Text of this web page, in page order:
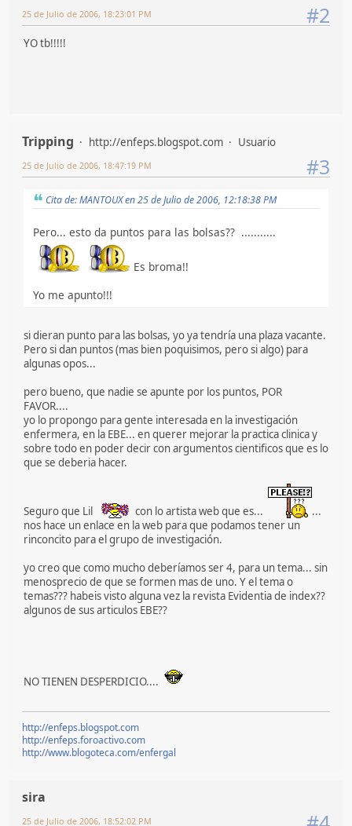
#2
25 de Julio de 2006, 18:23:01 PM
YO tb!!!!!
Tripping http://enfeps.blogspot.com Usuario
#3
25 de Julio de 2006, 18:47:19 PM
Cita de: MANTOUX en 25 de Julio de 2006, 12:18:38 PM
Pero... esto da puntos para las bolsas?? ...........
Es broma!!
Yo me apunto!!!
si dieran punto para las bolsas, yo ya tendría una plaza vacante.
Pero si dan puntos (mas bien poquisimos, pero si algo) para
algunas opos...
pero bueno, que nadie se apunte por los puntos, POR
FAVOR....
yo lo propongo para gente interesada en la investigación
enfermera, en la EBE... en querer mejorar la practica clinica y
sobre todo en poder decir con argumentos cientificos que es lo
que se deberia hacer.
Seguro que Lil con lo artista web que es...
...
nos hace un enlace en la web para que podamos tener un
rinconcito para el grupo de investigación.
yo creo que como mucho deberíamos ser 4, para un tema... sin
menosprecio de que se formen mas de uno. Y el tema o
temas??? habeis visto alguna vez la revista Evidentia de index??
algunos de sus articulos EBE??
NO TIENEN DESPERDICIO....
http://enfeps.blogspot.com
http://enfeps.foroactivo.com
http://www.blogoteca.com/enfergal
sira
25 de Julio de 2006, 18:52:02 PM